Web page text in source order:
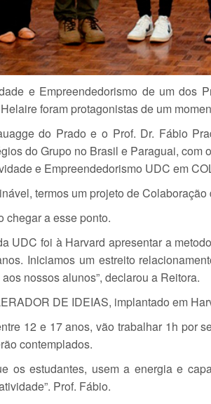
e Empreendedorismo de um dos
foram protagonistas de um
do Prado e o Prof. Dr. Fábio
do Grupo no Brasil e Paraguai,
e Empreendedorismo UDC em
termos um projeto de
chegar a esse ponto.
UDC foi à Harvard apresentar a
Iniciamos um estreito
nossos alunos”, declarou a Reitora.
DE IDEIAS, implantado em
12 e 17 anos, vão trabalhar 1h por
contemplados.
os estudantes, usem a energia e
Prof. Fábio.